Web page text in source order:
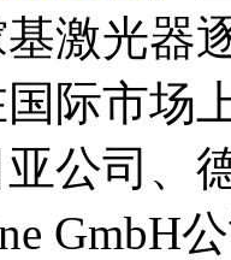
激光器
际市场
亚公司、
GmbH公